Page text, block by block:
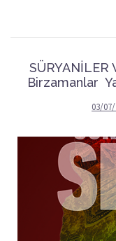
SÜRYANİLER
Birzamanlar
03/